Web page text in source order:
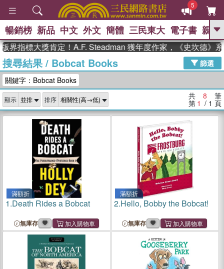
5
GO
熱搜： The Odyssey 、
父親節 、 如果歷史是一群喵 、 暑期
念華 、 台灣的李登輝時代 、 數學女
孩：黎曼猜想
偉大的迷走神經
暢銷榜 新品 中文 外文 簡體 三民東大 電子書 親子
界指標大獎肯定！A.F. Steadman 獲年度作家，《史坎德》系
搜尋結果/ Bobcat Books
篩選
關鍵字：Bobcat Books
顯示 排序 共 8 筆
第 1 / 1 頁
滿額折
1.Death Rides a Bobcat
無庫存
滿額折
2.Hello, Bobby the Bobcat!
無庫存